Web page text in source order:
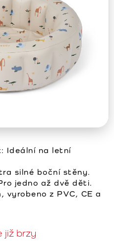
Ideální na letní
silné boční stěny.
jedno až dvě děti.
vyrobeno z PVC, CE a
již brzy